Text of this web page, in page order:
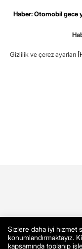
Haber: Otomobil gece
Gizlilik ve çerez ayarları
Sizlere daha iyi hizmet
konumlandırmaktayız.
kapsamında toplanıp